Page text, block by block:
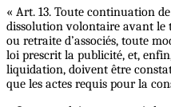
« Art. 13. Toute continuation
dissolution volontaire avant le
ou retraite d’associés, toute
loi prescrit la publicité, et,
liquidation, doivent être
que les actes requis pour la